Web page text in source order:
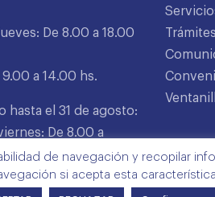
De 8.00 a 18.00
a 14.00 hs.
hasta el 31 de agosto:
De 8.00 a
Trámites
de navegación y recopilar
si acepta esta